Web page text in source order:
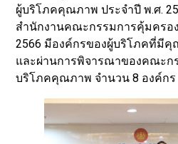
ผู้บริโภคคุณภาพ ประจำปี พ.ศ.
สำนักงานคณะกรรมการคุ้มครอ
2566 มีองค์กรของผู้บริโภคที่มี
และผ่านการพิจารณาของคณะก
บริโภคคุณภาพ จำนวน 8 องค์กร